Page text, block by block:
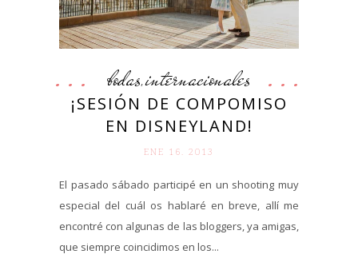
bodas,internacionales
¡SESIÓN DE COMPOMISO
EN DISNEYLAND!
ENE 16. 2013
El pasado sábado participé en un shooting muy
especial del cuál os hablaré en breve, allí me
encontré con algunas de las bloggers, ya amigas,
que siempre coincidimos en los...